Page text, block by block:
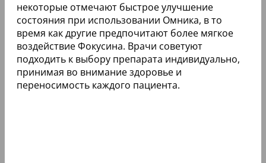
некоторые отмечают быстрое улучшение
состояния при использовании Омника, в то
время как другие предпочитают более мягкое
воздействие Фокусина. Врачи советуют
подходить к выбору препарата индивидуально,
принимая во внимание здоровье и
переносимость каждого пациента.